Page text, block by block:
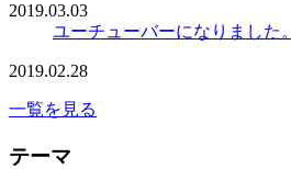
2019.03.03
ユーチューバーになりました。
2019.02.28
一覧を見る
テーマ